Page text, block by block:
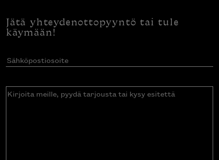
Jätä yhteydenottopyyntö tai tule
käymään!
Sähköpostiosoite(Pakollinen)
Kirjoita